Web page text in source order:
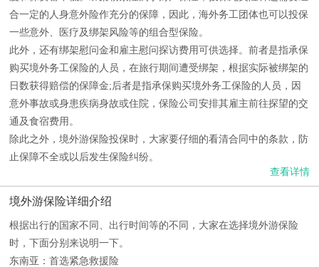
合一定的人身意外险作充分的保障，因此，海外务工团体也可以投保
一些意外、医疗及绑架风险等的组合型保险。
此外，还有绑架慰问金和雇主慰问探访费用可供选择。前者是指承保
购买境外务工保险的人员，在旅行期间遭受绑架，根据实际被绑架的
日数获得赔偿的保障金;后者是指承保购买境外务工保险的人员，因
意外事故或身患疾病身故或住院，保险公司安排其雇主前往探望的交
通及食宿费用。
除此之外，境外游保险投保时，大家要仔细的看清合同中的条款，防
止保障不全或以后发生保险纠纷。
查看详情
境外游保险详细介绍
根据出行的国家不同、出行时间等的不同，大家在选择境外游保险
时，下面分别来说明一下。
东南亚：首选紧急救援险